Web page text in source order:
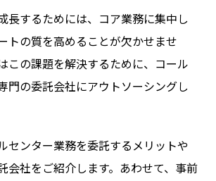
長するためには、コア業務に集中し
トの質を高めることが欠かせませ
この課題を解決するために、コール
門の委託会社にアウトソーシングし
センター業務を委託するメリットや
会社をご紹介します。あわせて、事前